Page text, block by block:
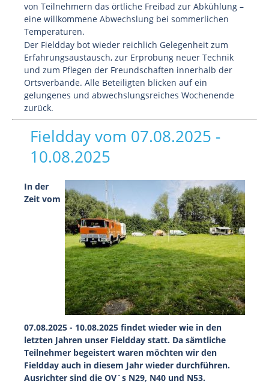
von Teilnehmern das örtliche Freibad zur Abkühlung –
eine willkommene Abwechslung bei sommerlichen
Temperaturen.
Der Fieldday bot wieder reichlich Gelegenheit zum
Erfahrungsaustausch, zur Erprobung neuer Technik
und zum Pflegen der Freundschaften innerhalb der
Ortsverbände. Alle Beteiligten blicken auf ein
gelungenes und abwechslungsreiches Wochenende
zurück.
Fieldday vom 07.08.2025 -
10.08.2025
In der
Zeit vom
07.08.2025 - 10.08.2025 findet wieder wie in den
letzten Jahren unser Fieldday statt. Da sämtliche
Teilnehmer begeistert waren möchten wir den
Fieldday auch in diesem Jahr wieder durchführen.
Ausrichter sind die OV´s N29, N40 und N53.